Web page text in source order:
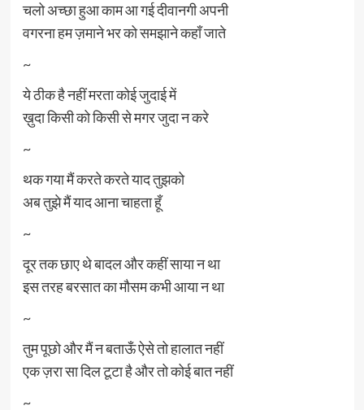
चलो अच्छा हुआ काम आ गई दीवानगी अपनी
वगरना हम ज़माने भर को समझाने कहाँ जाते
~
ये ठीक है नहीं मरता कोई जुदाई में
ख़ुदा किसी को किसी से मगर जुदा न करे
~
थक गया मैं करते करते याद तुझको
अब तुझे मैं याद आना चाहता हूँ
~
दूर तक छाए थे बादल और कहीं साया न था
इस तरह बरसात का मौसम कभी आया न था
~
तुम पूछो और मैं न बताऊँ ऐसे तो हालात नहीं
एक ज़रा सा दिल टूटा है और तो कोई बात नहीं
~